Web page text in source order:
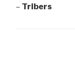
– Tribers